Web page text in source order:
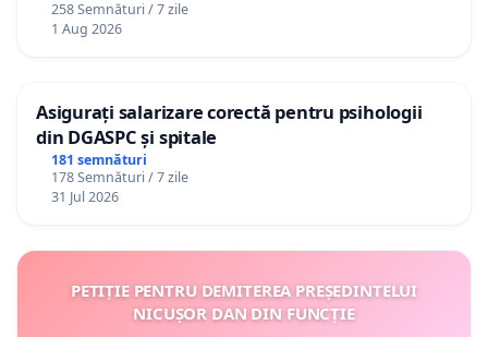
258 Semnături / 7 zile
1 Aug 2026
Asigurați salarizare corectă pentru psihologii
din DGASPC și spitale
181 semnături
178 Semnături / 7 zile
31 Jul 2026
PETIȚIE PENTRU DEMITEREA PREȘEDINTELUI
NICUȘOR DAN DIN FUNCȚIE